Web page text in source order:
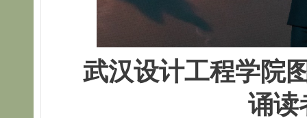
武汉设计工程学院
诵读